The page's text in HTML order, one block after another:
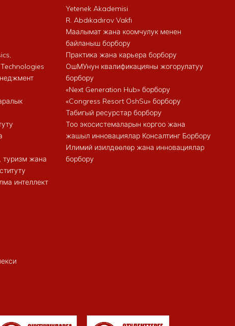
туризм жана
интеллект
Yetenek Akademisi
R. Abdıkadırov Vakfı
Маалымат жана коомчулук менен
байланыш борбору
Практика жана карьера борбору
ОшМУнун квалификацияны жогорулатуу
борбору
«Next Generation Hub» борбору
«Congress Resort OshSu» борбору
Табигый ресурстар борбору
Тоо экосистемаларын коргоо жана
жашыл инновациялар Консалтинг Борбору
Илимий изилдөөлөр жана инновациялар
борбору